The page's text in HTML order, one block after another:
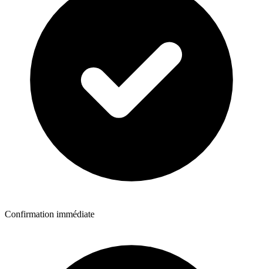
Confirmation immédiate